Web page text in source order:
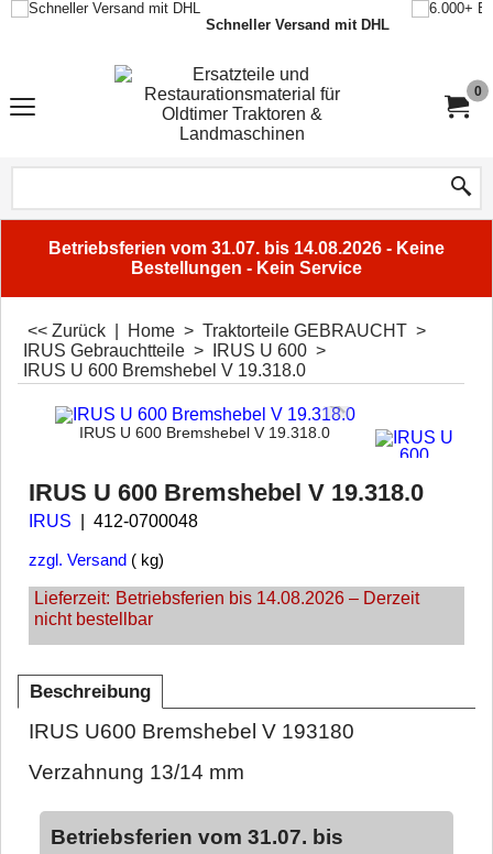
Schneller Versand mit DHL
0
Betriebsferien vom 31.07. bis 14.08.2026 - Keine
Bestellungen - Kein Service
<< Zurück Home > Traktorteile GEBRAUCHT >
IRUS Gebrauchtteile > IRUS U 600 >
IRUS U 600 Bremshebel V 19.318.0
IRUS U 600 Bremshebel V 19.318.0
IRUS U 600 Bremshebel V 19.318.0
IRUS 412-0700048
zzgl. Versand kg
Lieferzeit: Betriebsferien bis 14.08.2026 – Derzeit
nicht bestellbar
Beschreibung
IRUS U600 Bremshebel V 193180
Verzahnung 13/14 mm
Betriebsferien vom 31.07. bis